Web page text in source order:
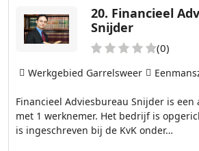
20. Financieel
Snijder
(0)
Financieel Adviesbureau Snijder is
met 1 werknemer. Het bedrijf is
is ingeschreven bij de KvK onder…
Werkgebied Garrelsweer